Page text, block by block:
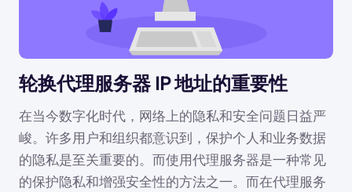
轮换代理服务器 IP 地址的重要性
在当今数字化时代，网络上的隐私和安全问题日益严
峻。许多用户和组织都意识到，保护个人和业务数据
的隐私是至关重要的。而使用代理服务器是一种常见
的保护隐私和增强安全性的方法之一。而在代理服务